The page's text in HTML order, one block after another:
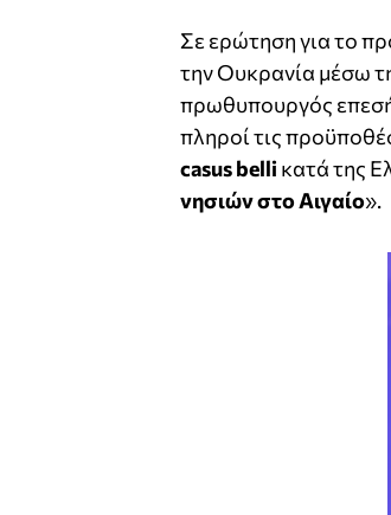
Σε ερώτηση για το
την Ουκρανία μέσω
πρωθυπουργός
πληροί τις
casus belli κατά της
νησιών στο Αιγαίο».